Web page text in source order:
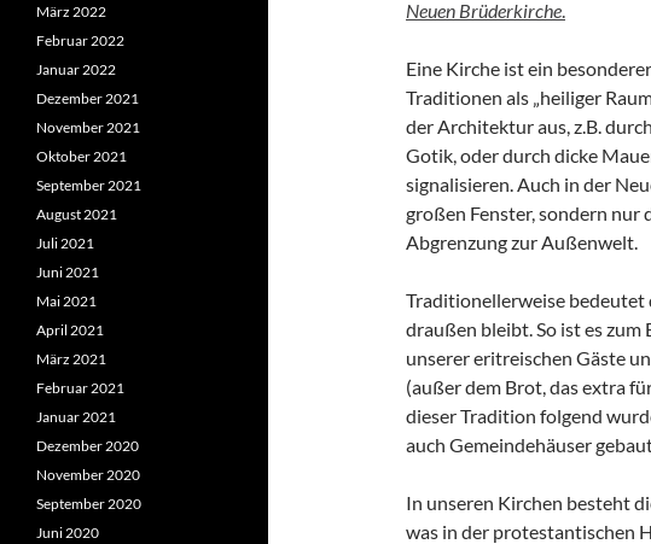
Neuen Brüderkirche.
Eine Kirche ist ein
Traditionen als „heiliger
der Architektur aus, z.B.
Gotik, oder durch dicke
signalisieren. Auch in der
großen Fenster, sondern
Abgrenzung zur Außenwelt.
Traditionellerweise bedeutet
draußen bleibt. So ist es
unserer eritreischen Gäste
(außer dem Brot, das extra
dieser Tradition folgend
auch Gemeindehäuser
In unseren Kirchen besteht
was in der protestantischen
März 2022
Februar 2022
Januar 2022
Dezember 2021
November 2021
Oktober 2021
September 2021
August 2021
Juli 2021
Juni 2021
Mai 2021
April 2021
März 2021
Februar 2021
Januar 2021
Dezember 2020
November 2020
September 2020
Juni 2020